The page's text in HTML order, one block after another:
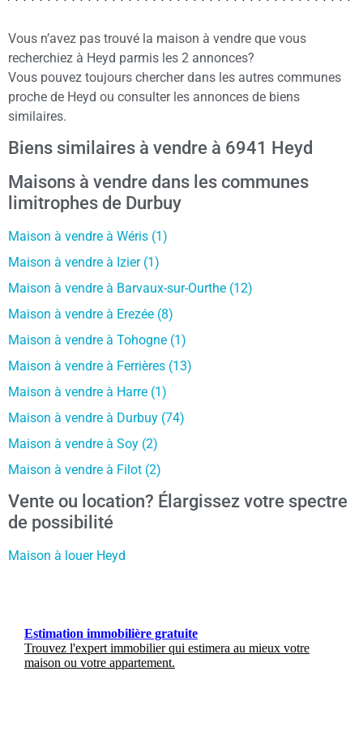
Vous n’avez pas trouvé la maison à vendre que vous
recherchiez à Heyd parmis les 2 annonces?
Vous pouvez toujours chercher dans les autres communes
proche de Heyd ou consulter les annonces de biens
similaires.
Biens similaires à vendre à 6941 Heyd
Maisons à vendre dans les communes
limitrophes de Durbuy
Maison à vendre à Wéris (1)
Maison à vendre à Izier (1)
Maison à vendre à Barvaux-sur-Ourthe (12)
Maison à vendre à Erezée (8)
Maison à vendre à Tohogne (1)
Maison à vendre à Ferrières (13)
Maison à vendre à Harre (1)
Maison à vendre à Durbuy (74)
Maison à vendre à Soy (2)
Maison à vendre à Filot (2)
Vente ou location? Élargissez votre spectre
de possibilité
Maison à louer Heyd